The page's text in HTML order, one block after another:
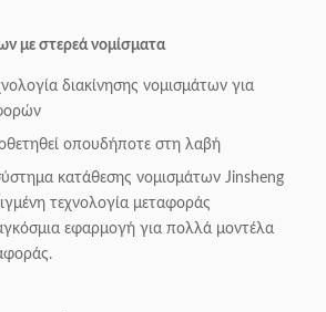
με στερεά νομίσματα
διακίνησης νομισμάτων για
οπουδήποτε στη λαβή
κατάθεσης νομισμάτων Jinsheng
τεχνολογία μεταφοράς
εφαρμογή για πολλά μοντέλα